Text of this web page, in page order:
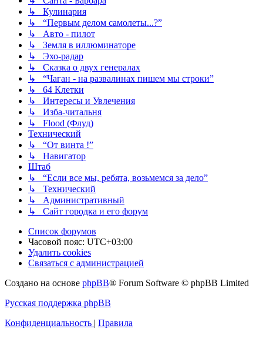
↳ Кулинария
↳ “Первым делом самолеты...?”
↳ Авто - пилот
↳ Земля в иллюминаторе
↳ Эхо-радар
↳ Сказка о двух генералах
↳ “Чаган - на развалинах пишем мы строки”
↳ 64 Клетки
↳ Интересы и Увлечения
↳ Изба-читальня
↳ Flood (Флуд)
Технический
↳ “От винта !”
↳ Навигатор
Штаб
↳ “Если все мы, ребята, возьмемся за дело”
↳ Технический
↳ Административный
↳ Сайт городка и его форум
Список форумов
Часовой пояс: UTC+03:00
Удалить cookies
Связаться с администрацией
Создано на основе phpBB® Forum Software © phpBB Limited
Русская поддержка phpBB
Конфиденциальность
Правила